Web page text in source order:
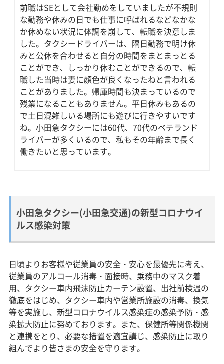
前職はSEとして会社勤めをしていましたが不規則
な勤務や休みの日でも仕事に呼ばれるなどなかな
か休めない状況に体調を崩して、転職を決意しま
した。タクシードライバーは、隔日勤務で明け休
みと公休を合わせると自分の時間をまとまっとる
ことができ、しっかり休むことができるので、転
職した当時は妻に顔色が良くなったねと言われる
ことがありました。帰庫時間も決まっているので
残業になることもありません。平日休みもあるの
で土日混雑しいる場所にも遊びに行きやすいです
ね。小田急タクシーには60代、70代のベテランド
ライバーが多くいるので、私もその年齢まで長く
働きたいと思っています。
小田急タクシー(小田急交通)の新型コロナウイ
ルス感染対策
日頃よりお客様や従業員の安全・安心を最優先に考え、
従業員のアルコール消毒・面接時、乗務中のマスク着
用、タクシー車内飛沫防止カーテン設置、出社前検温の
徹底をはじめ、タクシー車内や営業所施設の消毒、換気
等を実施し、新型コロナウイルス感染症の感染予防・感
染拡大防止に努めております。また、保健所等関係機関
と連携をとり、必要な措置を適宜講じ、感染防止に取り
組んでより皆さまの安全を守ります。